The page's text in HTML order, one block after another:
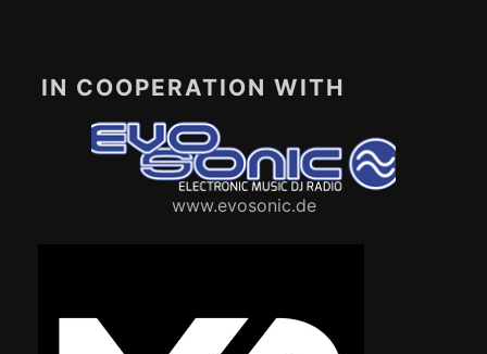
IN COOPERATION WITH
www.evosonic.de